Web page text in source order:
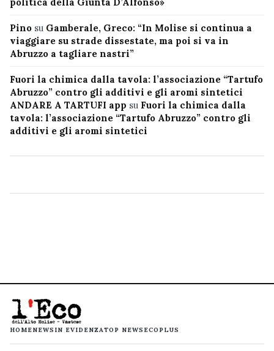
Pino su Gamberale, Greco: “In Molise si continua a
viaggiare su strade dissestate, ma poi si va in
Abruzzo a tagliare nastri”
Fuori la chimica dalla tavola: l’associazione “Tartufo
Abruzzo” contro gli additivi e gli aromi sintetici
ANDARE A TARTUFI app su Fuori la chimica dalla
tavola: l’associazione “Tartufo Abruzzo” contro gli
additivi e gli aromi sintetici
HOMENEWS IN EVIDENZATOP NEWS ECOPLUS